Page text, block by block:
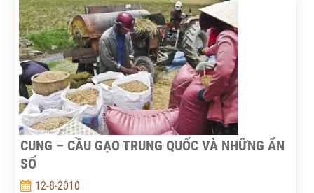
Nhiều doanh nghiệp phải nhập tôm từ nước ngoài để
phục vụ chế biến. Vậy đâu là nguyên nhân và giải
pháp xử lý bài toán “khát” tôm trên vùng nguyên
liệu?
CUNG – CẦU GẠO TRUNG QUỐC VÀ NHỮNG ẨN
SỐ
12-8-2010